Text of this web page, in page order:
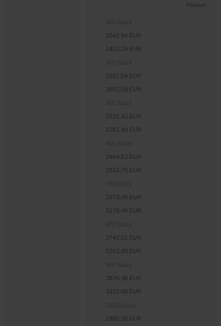
Preisen
2043,94 EUR
2432,29 EUR
2187,04 EUR
2602,58 EUR
2321,42 EUR
2762,49 EUR
2464,53 EUR
2932,79 EUR
2670,99 EUR
3178,48 EUR
2742,01 EUR
3262,99 EUR
2876,38 EUR
3422,89 EUR
2965,95 EUR